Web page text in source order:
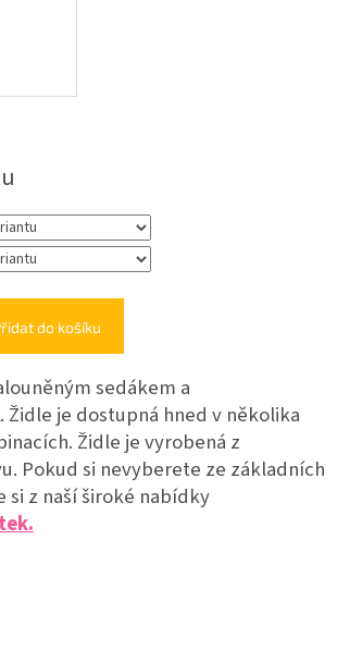
do košíku
sedákem a
. Židle je dostupná hned v několika
Židle je vyrobená z
Pokud si nevyberete ze základních
z naší široké nabídky